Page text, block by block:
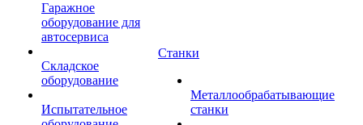
Гаражное
оборудование для
автосервиса
Складское
оборудование
Испытательное
Станки
Металлообрабатывающие
станки